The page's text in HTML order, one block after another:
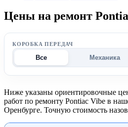
Цены на ремонт
КОРОБКА ПЕРЕДАЧ
Все Механика
Ниже указаны ориентировочные
работ по ремонту Pontiac Vibe в
Оренбурге. Точную стоимость